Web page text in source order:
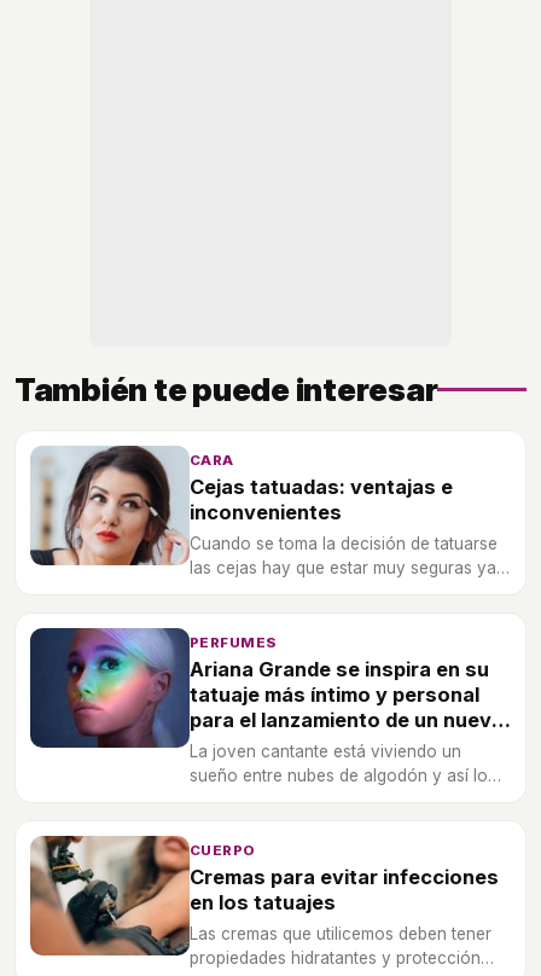
También te puede interesar
CARA
Cejas tatuadas: ventajas e
inconvenientes
Cuando se toma la decisión de tatuarse
las cejas hay que estar muy seguras ya
PERFUMES
Ariana Grande se inspira en su
tatuaje más íntimo y personal
para el lanzamiento de un nuevo
perfume
La joven cantante está viviendo un
sueño entre nubes de algodón y así lo
artista.
CUERPO
Cremas para evitar infecciones
en los tatuajes
Las cremas que utilicemos deben tener
propiedades hidratantes y protección